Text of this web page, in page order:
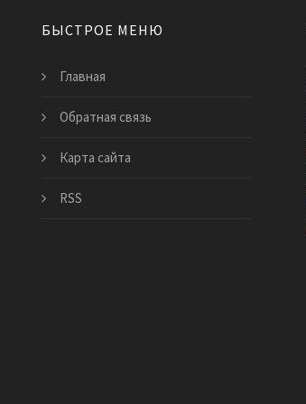
БЫСТРОЕ МЕНЮ
Главная
Обратная связь
Карта сайта
RSS